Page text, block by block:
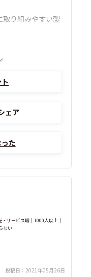
り組みやすい製
ェア
た
サービス職｜1000人以上｜
ない
投稿日： 2021年05月26日